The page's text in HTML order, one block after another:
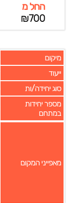
החל מ
₪700
מיקום
ייעוד
סוג יחידה/ות
מספר יחידות
במתחם
מאפייני המקום